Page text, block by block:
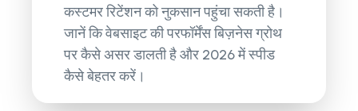
कस्टमर रिटेंशन को नुकसान पहुंचा सकती है।
जानें कि वेबसाइट की परफॉर्मेंस बिज़नेस ग्रोथ
पर कैसे असर डालती है और 2026 में स्पीड
कैसे बेहतर करें।